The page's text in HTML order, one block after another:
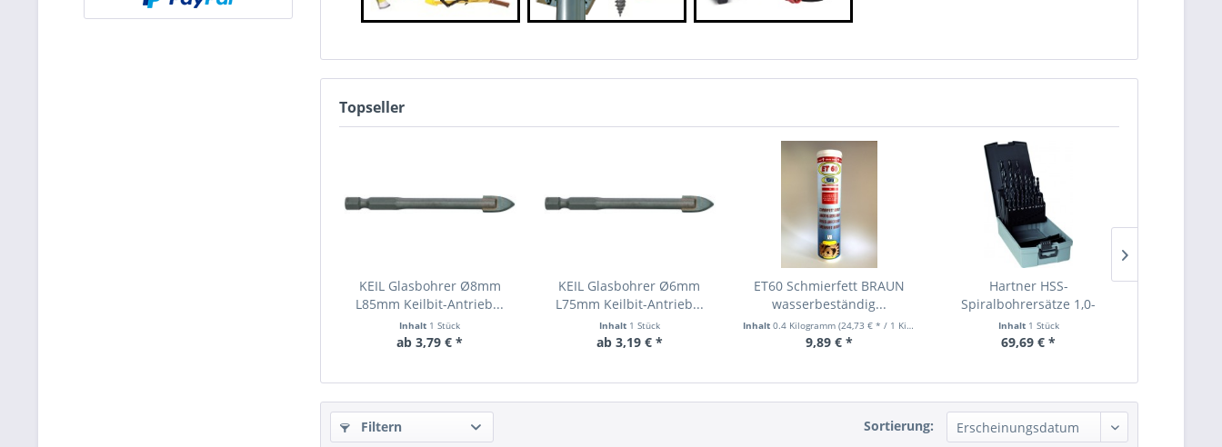
Topseller
KEIL Glasbohrer Ø8mm
L85mm Keilbit-Antrieb...
Inhalt 1 Stück
ab 3,79 € *
KEIL Glasbohrer Ø6mm
L75mm Keilbit-Antrieb...
Inhalt 1 Stück
ab 3,19 € *
ET60 Schmierfett BRAUN
wasserbeständig...
Inhalt 0.4 Kilogramm (24,73 € * / 1 Kilogramm)
9,89 € *
Hartner HSS-
Spiralbohrersätze 1,0-
5,9mm 50tlg....
Inhalt 1 Stück
69,69 € *
Filtern Sortierung: